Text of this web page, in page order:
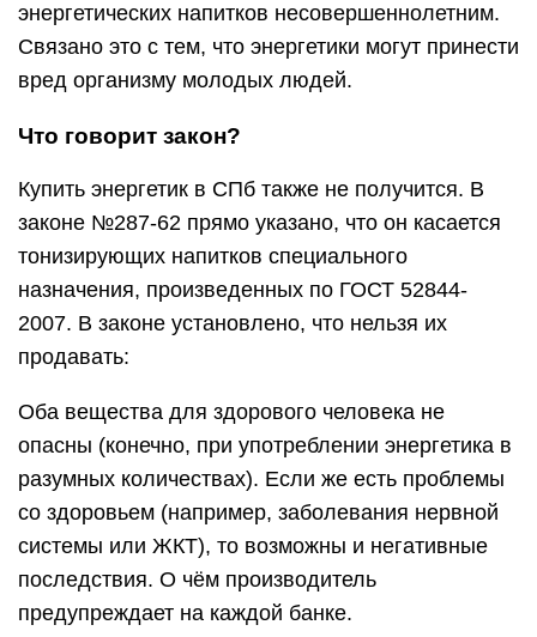
энергетических напитков несовершеннолетним.
Связано это с тем, что энергетики могут принести
вред организму молодых людей.
Что говорит закон?
Купить энергетик в СПб также не получится. В
законе №287-62 прямо указано, что он касается
тонизирующих напитков специального
назначения, произведенных по ГОСТ 52844-
2007. В законе установлено, что нельзя их
продавать:
Оба вещества для здорового человека не
опасны (конечно, при употреблении энергетика в
разумных количествах). Если же есть проблемы
со здоровьем (например, заболевания нервной
системы или ЖКТ), то возможны и негативные
последствия. О чём производитель
предупреждает на каждой банке.